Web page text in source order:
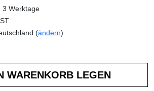
3 Werktage
(ändern)